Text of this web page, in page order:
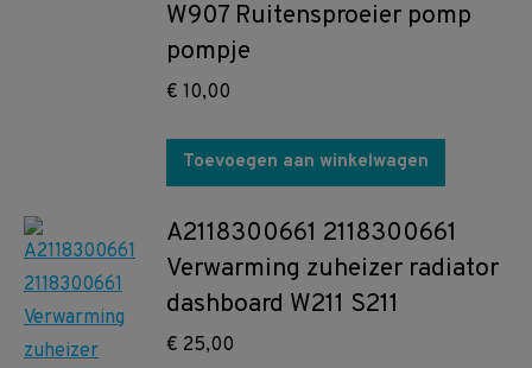
W907 Ruitensproeier pomp
pompje
€ 10,00
Toevoegen aan winkelwagen
A2118300661 2118300661
Verwarming zuheizer radiator
dashboard W211 S211
€ 25,00